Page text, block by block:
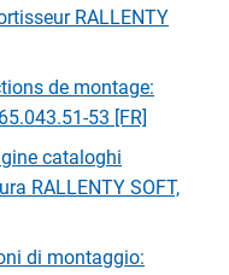
RALLENTY
de montage:
53 [FR]
cataloghi
RALLENTY SOFT,
di montaggio: